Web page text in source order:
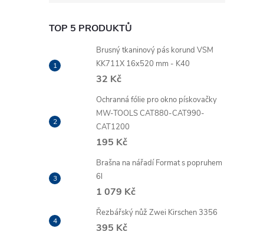
TOP 5 PRODUKTŮ
Brusný tkaninový pás korund VSM
KK711X 16x520 mm - K40
32 Kč
Ochranná fólie pro okno pískovačky
MW-TOOLS CAT880-CAT990-
CAT1200
195 Kč
Brašna na nářadí Format s popruhem
6l
1 079 Kč
Řezbářský nůž Zwei Kirschen 3356
395 Kč